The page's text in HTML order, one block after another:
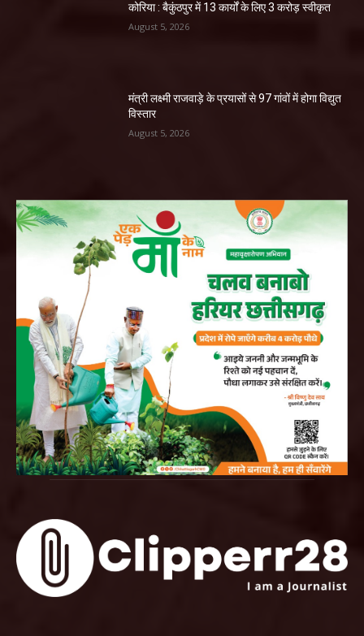
कोरिया : बैकुंठपुर में 13 कार्यों के लिए 3 करोड़ स्वीकृत
August 5, 2026
मंत्री लक्ष्मी राजवाड़े के प्रयासों से 97 गांवों में होगा विद्युत
विस्तार
August 5, 2026